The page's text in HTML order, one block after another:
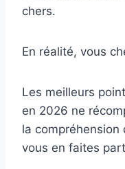
chers.
En réalité, vous
Les meilleurs
en 2026 ne
la compréhension
vous en faites